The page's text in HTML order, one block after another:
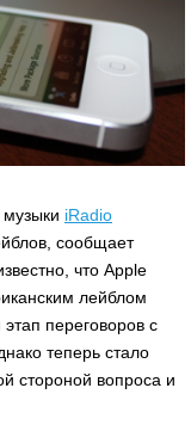
iRadio
сообщает
что Apple
лейблом
переговоров с
теперь стало
стороной вопроса и